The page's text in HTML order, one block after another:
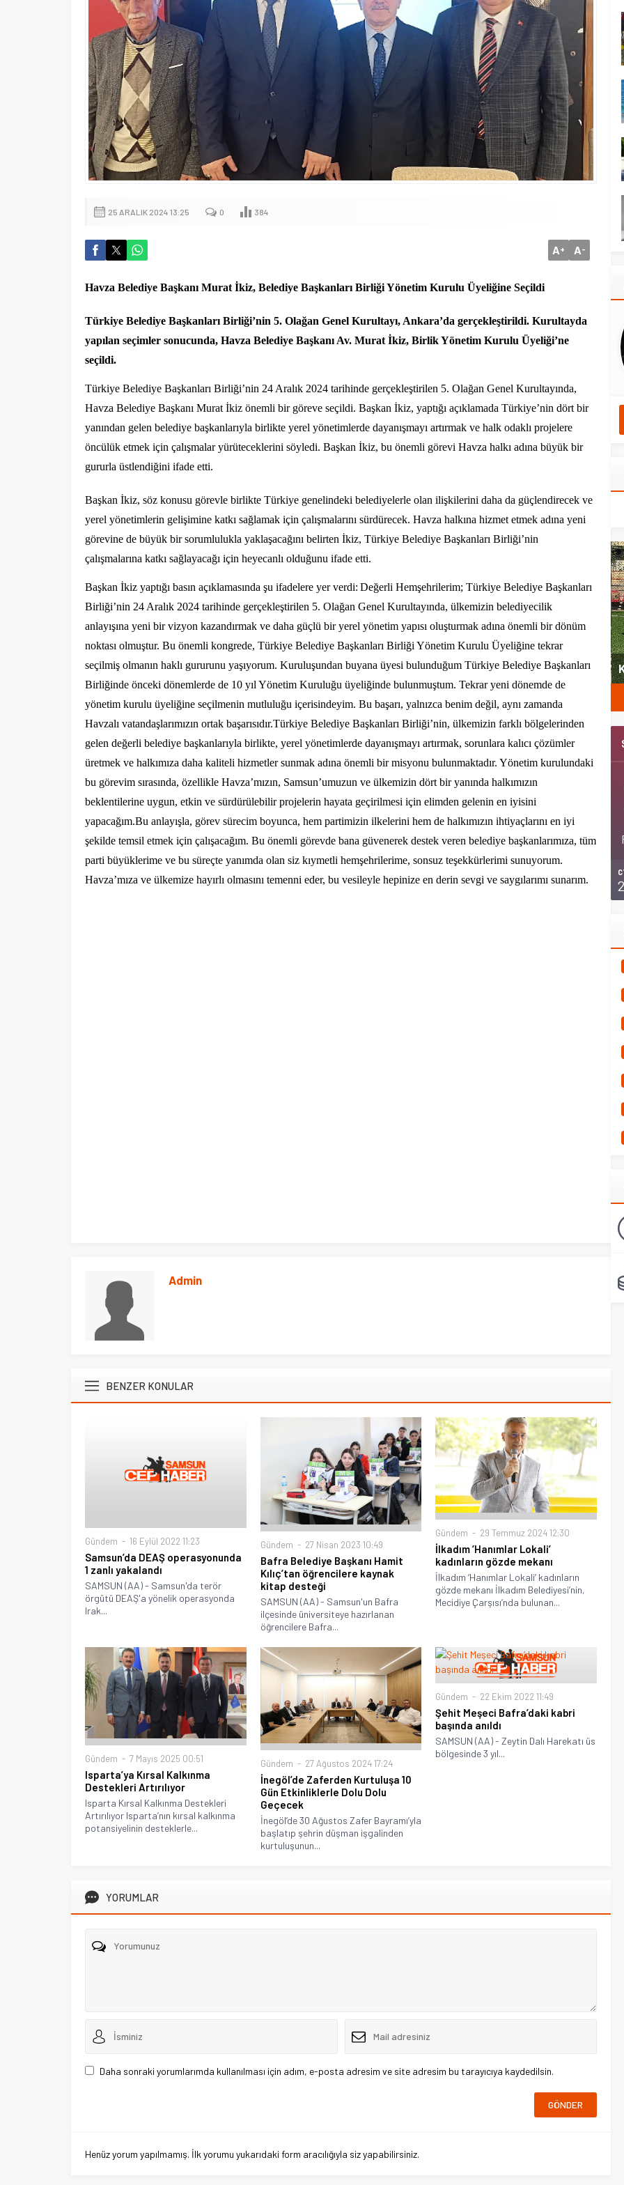
25 ARALIK 2024 13:25 0 384
A+ A-
Havza Belediye Başkanı Murat İkiz, Belediye Başkanları Birliği Yönetim Kurulu Üyeliğine Seçildi
Türkiye Belediye Başkanları Birliği’nin 5. Olağan Genel Kurultayı, Ankara’da gerçekleştirildi. Kurultayda
yapılan seçimler sonucunda, Havza Belediye Başkanı Av. Murat İkiz, Birlik Yönetim Kurulu Üyeliği’ne
seçildi.
Türkiye Belediye Başkanları Birliği’nin 24 Aralık 2024 tarihinde gerçekleştirilen 5. Olağan Genel Kurultayında,
Havza Belediye Başkanı Murat İkiz önemli bir göreve seçildi. Başkan İkiz, yaptığı açıklamada Türkiye’nin dört bir
yanından gelen belediye başkanlarıyla birlikte yerel yönetimlerde dayanışmayı artırmak ve halk odaklı projelere
öncülük etmek için çalışmalar yürüteceklerini söyledi. Başkan İkiz, bu önemli görevi Havza halkı adına büyük bir
gururla üstlendiğini ifade etti.
Başkan İkiz, söz konusu görevle birlikte Türkiye genelindeki belediyelerle olan ilişkilerini daha da güçlendirecek ve
yerel yönetimlerin gelişimine katkı sağlamak için çalışmalarını sürdürecek. Havza halkına hizmet etmek adına yeni
görevine de büyük bir sorumlulukla yaklaşacağını belirten İkiz, Türkiye Belediye Başkanları Birliği’nin
çalışmalarına katkı sağlayacağı için heyecanlı olduğunu ifade etti.
Başkan İkiz yaptığı basın açıklamasında şu ifadelere yer verdi: Değerli Hemşehrilerim; Türkiye Belediye Başkanları
Birliği’nin 24 Aralık 2024 tarihinde gerçekleştirilen 5. Olağan Genel Kurultayında, ülkemizin belediyecilik
anlayışına yeni bir vizyon kazandırmak ve daha güçlü bir yerel yönetim yapısı oluşturmak adına önemli bir dönüm
noktası olmuştur. Bu önemli kongrede, Türkiye Belediye Başkanları Birliği Yönetim Kurulu Üyeliğine tekrar
seçilmiş olmanın haklı gururunu yaşıyorum. Kuruluşundan buyana üyesi bulunduğum Türkiye Belediye Başkanları
Birliğinde önceki dönemlerde de 10 yıl Yönetim Kuruluğu üyeliğinde bulunmuştum. Tekrar yeni dönemde de
yönetim kurulu üyeliğine seçilmenin mutluluğu içerisindeyim. Bu başarı, yalnızca benim değil, aynı zamanda
Havzalı vatandaşlarımızın ortak başarısıdır.Türkiye Belediye Başkanları Birliği’nin, ülkemizin farklı bölgelerinden
gelen değerli belediye başkanlarıyla birlikte, yerel yönetimlerde dayanışmayı artırmak, sorunlara kalıcı çözümler
üretmek ve halkımıza daha kaliteli hizmetler sunmak adına önemli bir misyonu bulunmaktadır. Yönetim kurulundaki
bu görevim sırasında, özellikle Havza’mızın, Samsun’umuzun ve ülkemizin dört bir yanında halkımızın
beklentilerine uygun, etkin ve sürdürülebilir projelerin hayata geçirilmesi için elimden gelenin en iyisini
yapacağım.Bu anlayışla, görev sürecim boyunca, hem partimizin ilkelerini hem de halkımızın ihtiyaçlarını en iyi
şekilde temsil etmek için çalışacağım. Bu önemli görevde bana güvenerek destek veren belediye başkanlarımıza, tüm
parti büyüklerime ve bu süreçte yanımda olan siz kıymetli hemşehrilerime, sonsuz teşekkürlerimi sunuyorum.
Havza’mıza ve ülkemize hayırlı olmasını temenni eder, bu vesileyle hepinize en derin sevgi ve saygılarımı sunarım.
Admin
BENZER KONULAR
Gündem 16 Eylül 2022 11:23
Samsun’da DEAŞ operasyonunda
1 zanlı yakalandı
SAMSUN (AA) - Samsun'da terör
örgütü DEAŞ'a yönelik operasyonda
Irak...
Gündem 27 Nisan 2023 10:49
Bafra Belediye Başkanı Hamit
Kılıç’tan öğrencilere kaynak
kitap desteği
SAMSUN (AA) - Samsun'un Bafra
ilçesinde üniversiteye hazırlanan
öğrencilere Bafra...
Gündem 29 Temmuz 2024 12:30
İlkadım ‘Hanımlar Lokali’
kadınların gözde mekanı
İlkadım ‘Hanımlar Lokali’ kadınların
gözde mekanı İlkadım Belediyesi’nin,
Mecidiye Çarşısı’nda bulunan...
Gündem 7 Mayıs 2025 00:51
Isparta’ya Kırsal Kalkınma
Destekleri Artırılıyor
Isparta Kırsal Kalkınma Destekleri
Artırılıyor Isparta’nın kırsal kalkınma
potansiyelinin desteklerle...
Gündem 27 Ağustos 2024 17:24
İnegöl’de Zaferden Kurtuluşa 10
Gün Etkinliklerle Dolu Dolu
Geçecek
İnegöl’de 30 Ağustos Zafer Bayramı’yla
başlatıp şehrin düşman işgalinden
kurtuluşunun...
Gündem 22 Ekim 2022 11:49
Şehit Meşeci Bafra’daki kabri
başında anıldı
SAMSUN (AA) - Zeytin Dalı Harekatı üs
bölgesinde 3 yıl...
YORUMLAR
Daha sonraki yorumlarımda kullanılması için adım, e-posta adresim ve site adresim bu tarayıcıya kaydedilsin.
Henüz yorum yapılmamış. İlk yorumu yukarıdaki form aracılığıyla siz yapabilirsiniz.
Ege Üniversitesi Spor Kulübüne yeni
merkez tahsis edildi
Şubat’ta spor ve heyecan var